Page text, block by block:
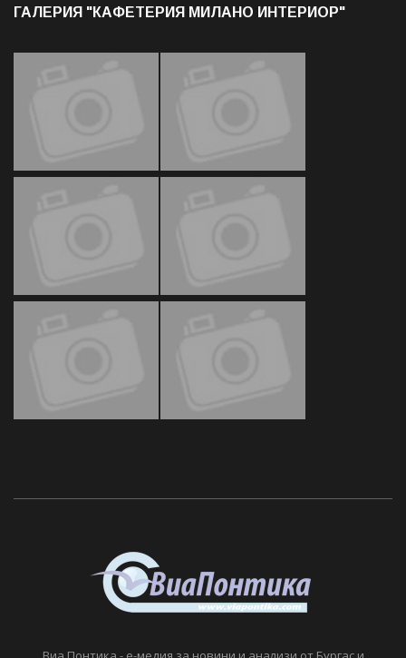
ГАЛЕРИЯ "КАФЕТЕРИЯ МИЛАНО ИНТЕРИОР"